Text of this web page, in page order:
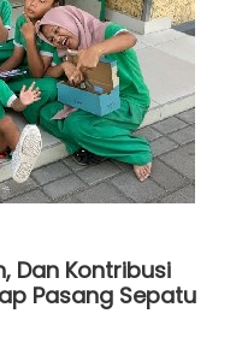
Dan Kontribusi
Pasang Sepatu